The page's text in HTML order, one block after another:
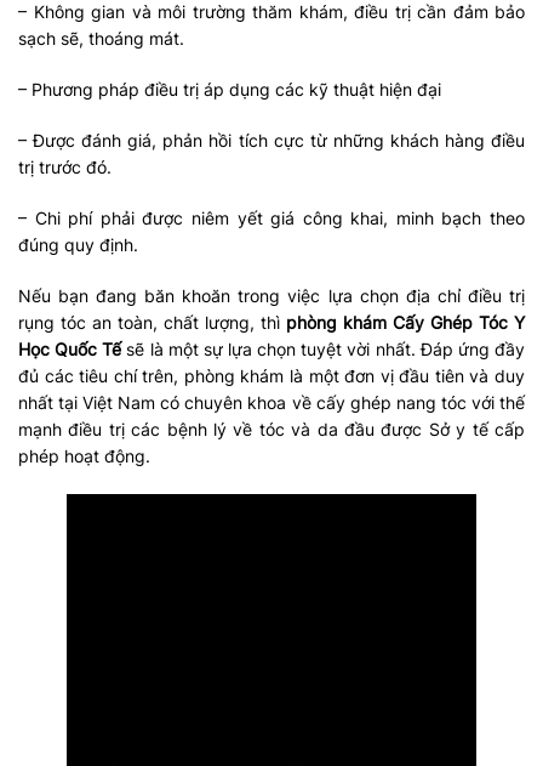
– Không gian và môi trường thăm khám, điều trị cần đảm bảo
sạch sẽ, thoáng mát.
– Phương pháp điều trị áp dụng các kỹ thuật hiện đại
– Được đánh giá, phản hồi tích cực từ những khách hàng điều
trị trước đó.
– Chi phí phải được niêm yết giá công khai, minh bạch theo
đúng quy định.
Nếu bạn đang băn khoăn trong việc lựa chọn địa chỉ điều trị
rụng tóc an toàn, chất lượng, thì phòng khám Cấy Ghép Tóc Y
Học Quốc Tếsẽ là một sự lựa chọn tuyệt vời nhất. Đáp ứng đầy
đủ các tiêu chí trên, phòng khám là một đơn vị đầu tiên và duy
nhất tại Việt Nam có chuyên khoa về cấy ghép nang tóc với thế
mạnh điều trị các bệnh lý về tóc và da đầu được Sở y tế cấp
phép hoạt động.